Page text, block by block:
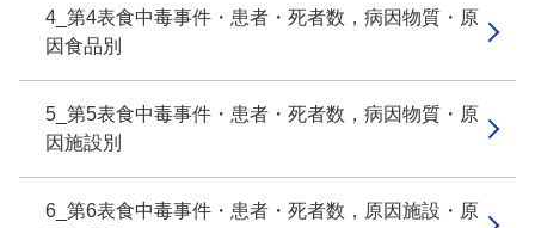
4_第4表食中毒事件・患者・死者数，病因物質・原
因食品別
5_第5表食中毒事件・患者・死者数，病因物質・原
因施設別
6_第6表食中毒事件・患者・死者数，原因施設・原